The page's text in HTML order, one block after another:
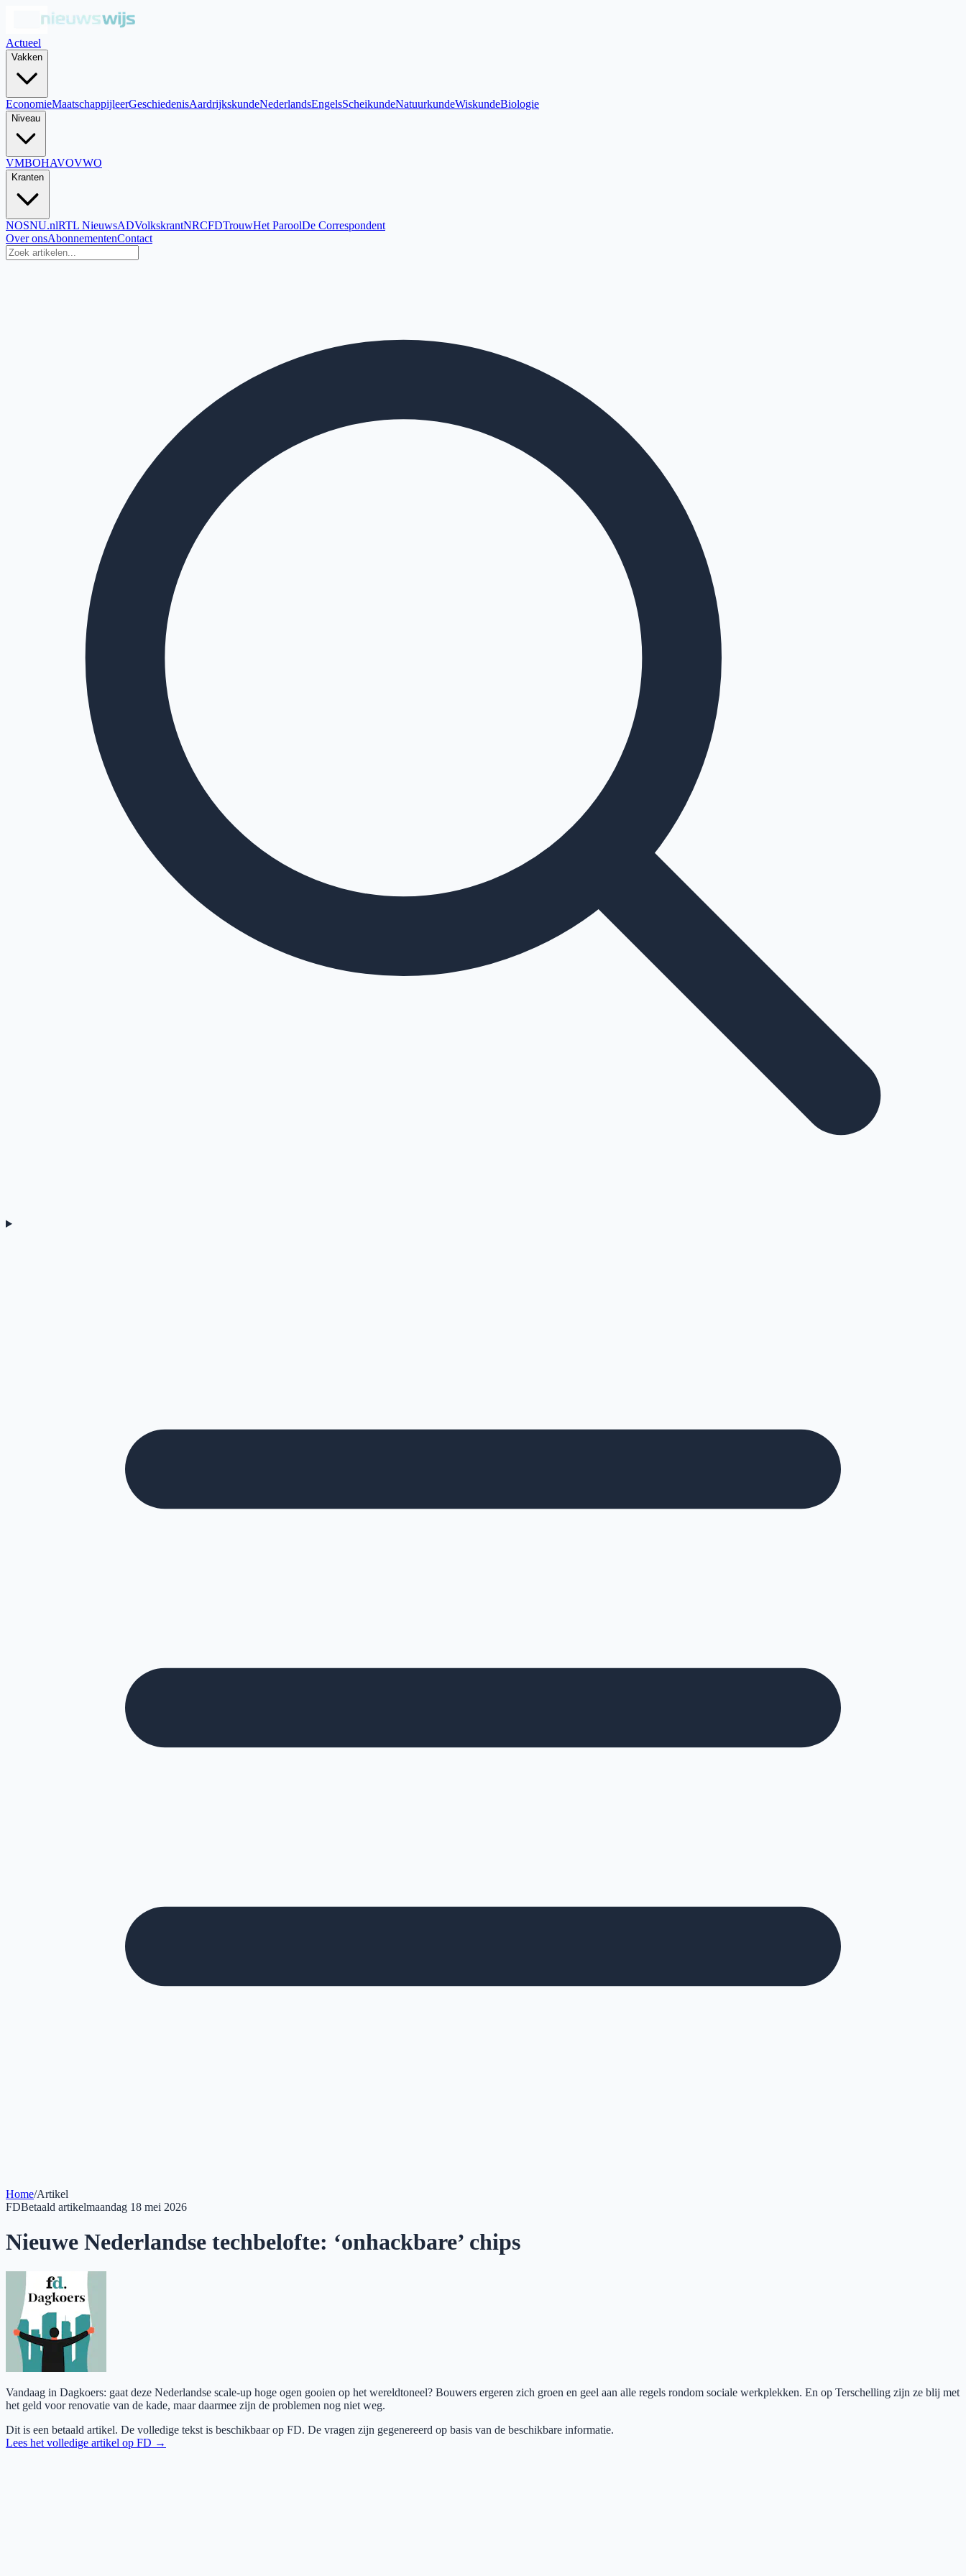
Actueel
Vakken
EconomieMaatschappijleerGeschiedenisAardrijkskundeNederlandsEngelsScheikundeNatuurkundeWiskundeBiologie
Niveau
VMBOHAVOVWO
Kranten
NOSNU.nlRTL NieuwsADVolkskrantNRCFDTrouwHet ParoolDe Correspondent
Over onsAbonnementenContact
Home/Artikel
FDBetaald artikelmaandag 18 mei 2026
Nieuwe Nederlandse techbelofte: ‘onhackbare’ chips
Vandaag in Dagkoers: gaat deze Nederlandse scale-up hoge ogen gooien op het wereldtoneel? Bouwers ergeren zich groen en geel aan alle regels rondom sociale werkplekken. En op Terschelling zijn ze blij met
het geld voor renovatie van de kade, maar daarmee zijn de problemen nog niet weg.
Dit is een betaald artikel. De volledige tekst is beschikbaar op FD. De vragen zijn gegenereerd op basis van de beschikbare informatie.
Lees het volledige artikel op FD →